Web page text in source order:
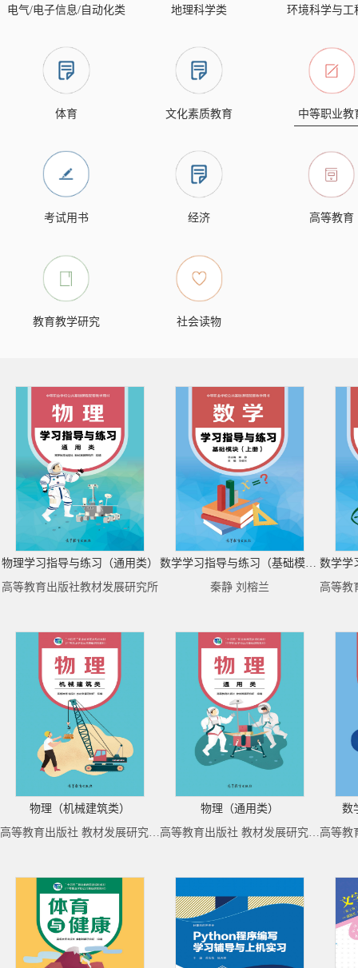
电气/电子信息/自动化类 地理科学类 环境科学与工
体育 文化素质教育 中等职业教
考试用书 经济 高等教育
教育教学研究 社会读物
物理学习指导与练习（通用类）
高等教育出版社教材发展研究所
数学学习指导与练习（基础模块）上册
秦静 刘榕兰
物理（机械建筑类）
高等教育出版社 教材发展研究所 组编
物理（通用类）
高等教育出版社 教材发展研究所 组编
数